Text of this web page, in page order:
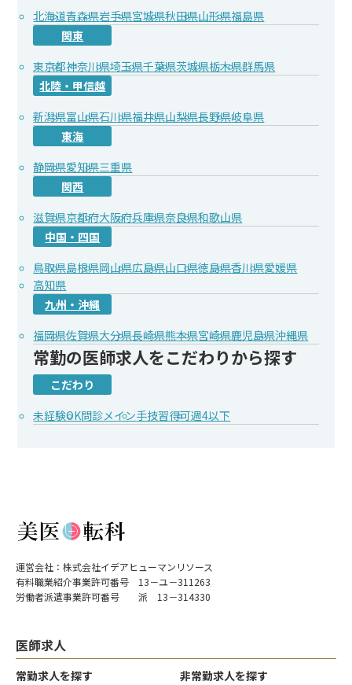
北海道青森県岩手県宮城県秋田県山形県福島県
関東
東京都神奈川県埼玉県千葉県茨城県栃木県群馬県
北陸・甲信越
新潟県富山県石川県福井県山梨県長野県岐阜県
東海
静岡県愛知県三重県
関西
滋賀県京都府大阪府兵庫県奈良県和歌山県
中国・四国
鳥取県島根県岡山県広島県山口県徳島県香川県愛媛県
高知県
九州・沖縄
福岡県佐賀県大分県長崎県熊本県宮崎県鹿児島県沖縄県
常勤の医師求人をこだわりから探す
こだわり
未経験OK問診メイン手技習得可週4以下
運営会社：株式会社イデアヒューマンリソース
有料職業紹介事業許可番号 13－ユ－311263
労働者派遣事業許可番号 派 13－314330
医師求人
常勤求人を探す 非常勤求人を探す